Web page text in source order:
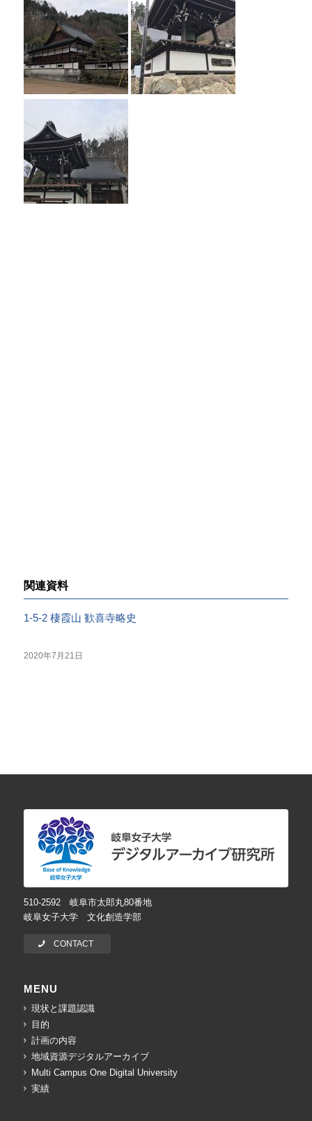
関連資料
1-5-2 棲霞山 歓喜寺略史
2020年7月21日
510-2592 岐阜市太郎丸80番地
岐阜女子大学 文化創造学部
CONTACT
MENU
現状と課題認識
目的
計画の内容
地域資源デジタルアーカイブ
Multi Campus One Digital University
実績